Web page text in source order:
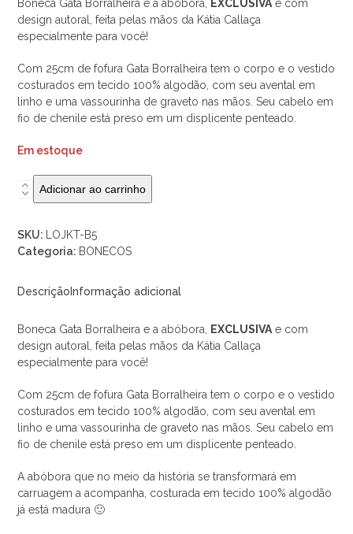
Boneca Gata Borralheira e a abóbora, EXCLUSIVA e com
design autoral, feita pelas mãos da Kátia Callaça
especialmente para você!
Com 25cm de fofura Gata Borralheira tem o corpo e o vestido
costurados em tecido 100% algodão, com seu avental em
linho e uma vassourinha de graveto nas mãos. Seu cabelo em
fio de chenile está preso em um displicente penteado.
Em estoque
Boneca
GATA
e
a
quantidade
Adicionar ao carrinho
SKU:
LOJKT-B5
Categoria: BONECOS
Descrição Informação adicional
Boneca Gata Borralheira e a abóbora, EXCLUSIVA e com
design autoral, feita pelas mãos da Kátia Callaça
especialmente para você!
Com 25cm de fofura Gata Borralheira tem o corpo e o vestido
costurados em tecido 100% algodão, com seu avental em
linho e uma vassourinha de graveto nas mãos. Seu cabelo em
fio de chenile está preso em um displicente penteado.
A abóbora que no meio da história se transformará em
carruagem a acompanha, costurada em tecido 100% algodão
já está madura 🙂